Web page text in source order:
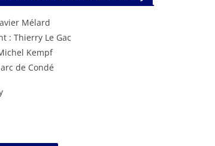
Mélard
: Thierry Le Gac
Kempf
de Condé